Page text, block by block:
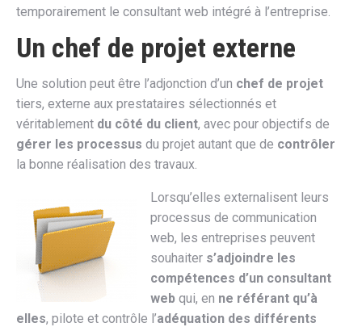
temporairement le consultant web intégré à l’entreprise.
Un chef de projet externe
Une solution peut être l’adjonction d’un chef de projet
tiers, externe aux prestataires sélectionnés et
véritablement du côté du client, avec pour objectifs de
gérer les processus du projet autant que de contrôler
la bonne réalisation des travaux.
Lorsqu’elles externalisent leurs
processus de communication
web, les entreprises peuvent
souhaiter s’adjoindre les
compétences d’un consultant
web qui, en ne référant qu’à
elles, pilote et contrôle l’adéquation des différents